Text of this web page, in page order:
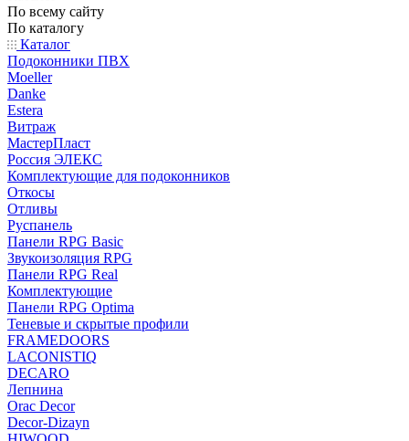
По всему сайту
По каталогу
Каталог
Подоконники ПВХ
Moeller
Danke
Estera
Витраж
МастерПласт
Россия ЭЛЕКС
Комплектующие для подоконников
Откосы
Отливы
Руспанель
Панели RPG Basic
Звукоизоляция RPG
Панели RPG Real
Комплектующие
Панели RPG Optima
Теневые и скрытые профили
FRAMEDOORS
LACONISTIQ
DECARO
Лепнина
Orac Decor
Decor-Dizayn